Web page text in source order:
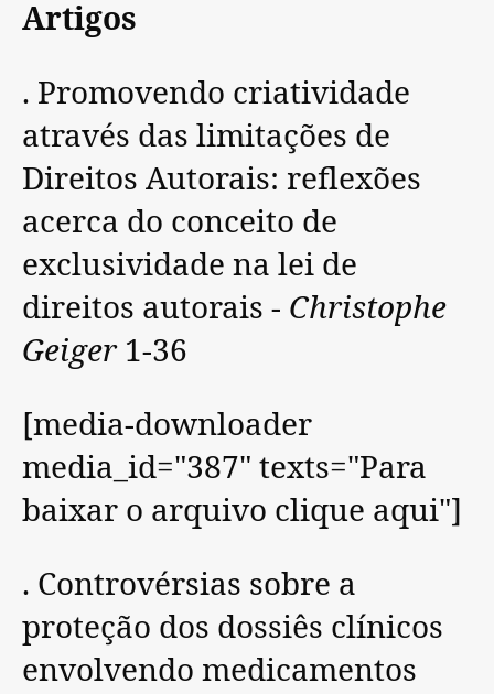
Artigos
. Promovendo criatividade
através das limitações de
Direitos Autorais: reflexões
acerca do conceito de
exclusividade na lei de
direitos autorais - Christophe
Geiger1-36
[media-downloader
media_id="387" texts="Para
baixar o arquivo clique aqui"]
. Controvérsias sobre a
proteção dos dossiês clínicos
envolvendo medicamentos